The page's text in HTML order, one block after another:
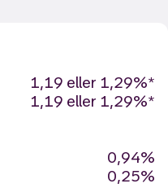
1,19 eller 1,29%*
1,19 eller 1,29%*
0,94%
0,25%